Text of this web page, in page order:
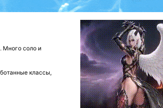
Много соло и
классы,